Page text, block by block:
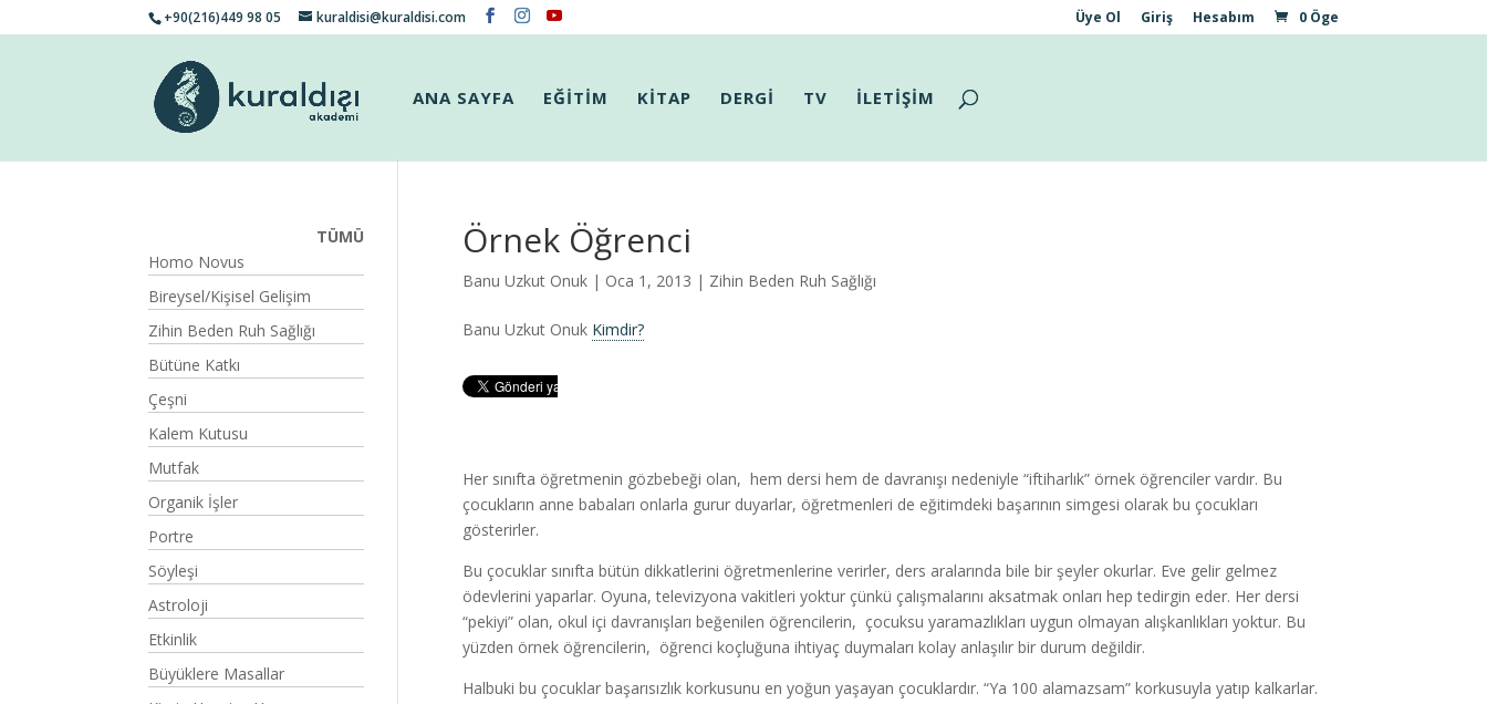
+90(216)449 98 05 kuraldisi@kuraldisi.com Üye Ol Giriş Hesabım 0 Öge
ANA SAYFA EĞİTİM KİTAP DERGİ TV İLETİŞİM
Örnek Öğrenci
Banu Uzkut Onuk| Oca 1, 2013 | Zihin Beden Ruh Sağlığı
Banu Uzkut Onuk Kimdir?
Her sınıfta öğretmenin gözbebeği olan, hem dersi hem de davranışı nedeniyle “iftiharlık” örnek öğrenciler vardır. Bu
çocukların anne babaları onlarla gurur duyarlar, öğretmenleri de eğitimdeki başarının simgesi olarak bu çocukları
gösterirler.
Bu çocuklar sınıfta bütün dikkatlerini öğretmenlerine verirler, ders aralarında bile bir şeyler okurlar. Eve gelir gelmez
ödevlerini yaparlar. Oyuna, televizyona vakitleri yoktur çünkü çalışmalarını aksatmak onları hep tedirgin eder. Her dersi
“pekiyi” olan, okul içi davranışları beğenilen öğrencilerin, çocuksu yaramazlıkları uygun olmayan alışkanlıkları yoktur. Bu
yüzden örnek öğrencilerin, öğrenci koçluğuna ihtiyaç duymaları kolay anlaşılır bir durum değildir.
Halbuki bu çocuklar başarısızlık korkusunu en yoğun yaşayan çocuklardır. “Ya 100 alamazsam” korkusuyla yatıp kalkarlar.
TÜMÜ
Homo Novus
Bireysel/Kişisel Gelişim
Zihin Beden Ruh Sağlığı
Bütüne Katkı
Çeşni
Kalem Kutusu
Mutfak
Organik İşler
Portre
Söyleşi
Astroloji
Etkinlik
Büyüklere Masallar